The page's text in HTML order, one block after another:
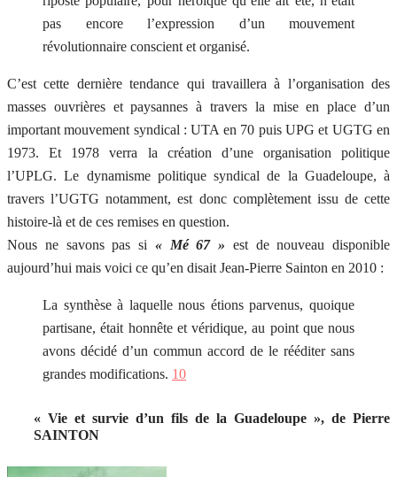
pas encore l’expression d’un mouvement
révolutionnaire conscient et organisé.
C’est cette dernière tendance qui travaillera à l’organisation des
masses ouvrières et paysannes à travers la mise en place d’un
important mouvement syndical : UTA en 70 puis UPG et UGTG en
1973. Et 1978 verra la création d’une organisation politique
l’UPLG. Le dynamisme politique syndical de la Guadeloupe, à
travers l’UGTG notamment, est donc complètement issu de cette
histoire-là et de ces remises en question.
Nous ne savons pas si « Mé 67 » est de nouveau disponible
aujourd’hui mais voici ce qu’en disait Jean-Pierre Sainton en 2010 :
La synthèse à laquelle nous étions parvenus, quoique
partisane, était honnête et véridique, au point que nous
avons décidé d’un commun accord de le rééditer sans
grandes modifications. 10
« Vie et survie d’un fils de la Guadeloupe », de Pierre
SAINTON